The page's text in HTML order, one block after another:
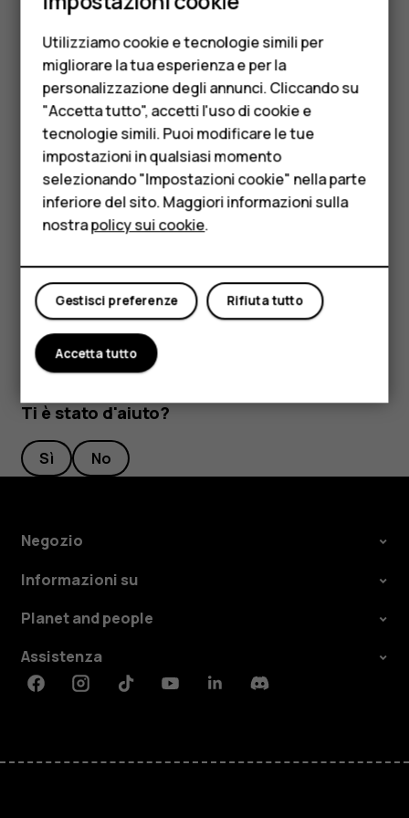
Cellulari
Telefoni per anziani
Accessori
HMD Terra M
Per le imprese
Tablet
Negozio
Il mio account
Toccare le icone di impostazione rapida nel riquadro delle
notifiche per attivare le funzionalità. Per visualizzare altre
icone, trascinare il menu verso il basso.
Per disporre diversamente le icone, toccaremode_edit, tenere
premuto un'icona, quindi trascinarla in un'altra posizione.
Ti è stato d'aiuto?
Sì No
Negozio
Informazioni su
Planet and people
Assistenza
FacebookInstagramTiktokYoutubeLinkedinDiscord
Utilizziamo cookie e tecnologie simili per
migliorare la tua esperienza e per la
personalizzazione degli annunci. Cliccando su
"Accetta tutto", accetti l'uso di cookie e
tecnologie simili. Puoi modificare le tue
impostazioni in qualsiasi momento
selezionando "Impostazioni cookie" nella parte
inferiore del sito. Maggiori informazioni sulla
nostrapolicy sui cookie.
Rifiuta tutto
Gestisci preferenze
Accetta tutto